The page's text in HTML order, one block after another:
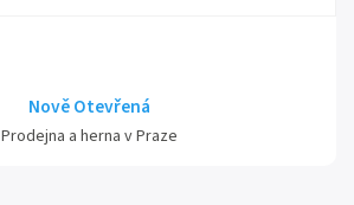
Nově Otevřená
Prodejna a herna v Praze